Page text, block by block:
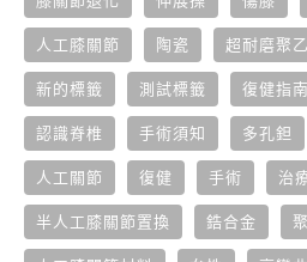
人工膝關節 陶瓷 超耐磨聚
新的標籤 測試標籤 復健指南
認識脊椎 手術須知 多孔鉭
人工關節 復健 手術 治
半人工膝關節置換 鋯合金